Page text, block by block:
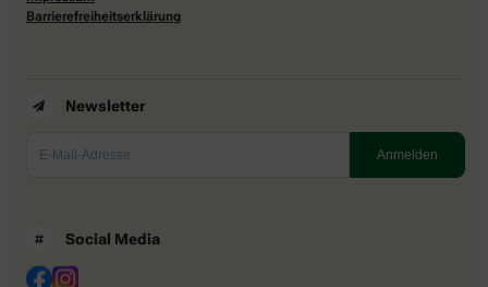
Barrierefreiheitserklärung
Newsletter
Social Media